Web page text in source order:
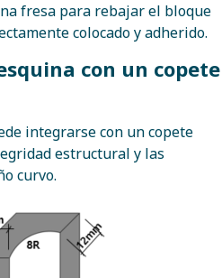
fresa para rebajar el bloque
colocado y adherido.
con un copete
integrarse con un copete
estructural y las
curvo.